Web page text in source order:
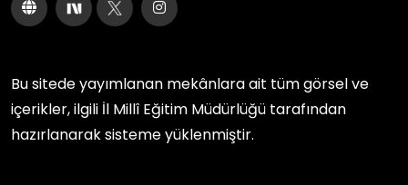
Bu sitede yayımlanan mekânlara ait tüm görsel ve
içerikler, ilgili İl Millî Eğitim Müdürlüğü tarafından
hazırlanarak sisteme yüklenmiştir.